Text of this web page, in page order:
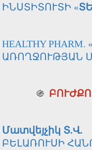
ԻՆՍՏԻՏՈՒՏԻ «
HEALTHY
ԱՌՈՂՋՈՒԹՅԱՆ
֍
Մատվեյչիկ Տ.Վ.
ԲԵԼԱՌՈՒՍԻ